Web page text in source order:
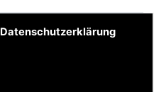
Datenschutzerklärung